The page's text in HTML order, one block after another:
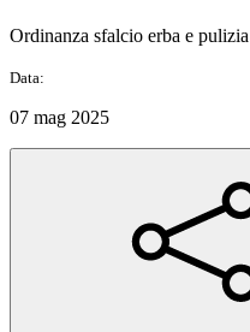
Ordinanza sfalcio erba e
Data:
07 mag 2025